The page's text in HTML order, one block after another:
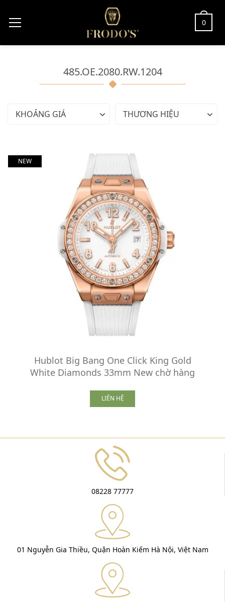
0
485.OE.2080.RW.1204
KHOẢNG GIÁ THƯƠNG HIỆU
NEW
Hublot Big Bang One Click King Gold
White Diamonds 33mm New chờ hàng
LIÊN HỆ
08228 77777
01 Nguyễn Gia Thiều, Quận Hoàn Kiếm Hà Nội, Việt Nam